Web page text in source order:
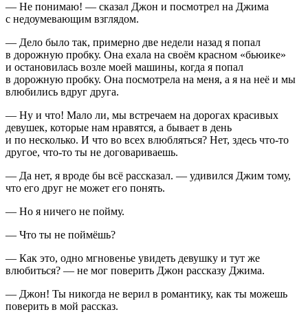
— Не понимаю! — сказал Джон и посмотрел на Джима
с недоумевающим взглядом.
— Дело было так, примерно две недели назад я попал
в дорожную пробку. Она ехала на своём красном «бьюике»
и остановилась возле моей машины, когда я попал
в дорожную пробку. Она посмотрела на меня, а я на неё и мы
влюбились вдруг друга.
— Ну и что! Мало ли, мы встречаем на дорогах красивых
девушек, которые нам нравятся, а бывает в день
и по несколько. И что во всех влюбляться? Нет, здесь что-то
другое, что-то ты не договариваешь.
— Да нет, я вроде бы всё рассказал. — удивился Джим тому,
что его друг не может его понять.
— Но я ничего не пойму.
— Что ты не поймёшь?
— Как это, одно мгновенье увидеть девушку и тут же
влюбиться? — не мог поверить Джон рассказу Джима.
— Джон! Ты никогда не верил в романтику, как ты можешь
поверить в мой рассказ.